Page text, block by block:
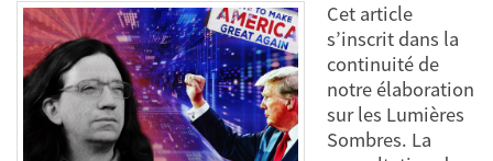
Cet article
s’inscrit dans la
continuité de
notre élaboration
sur les Lumières
Sombres. La